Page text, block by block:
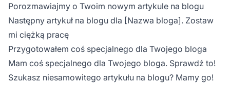
Porozmawiajmy o Twoim nowym artykule na blogu
Następny artykuł na blogu dla [Nazwa bloga]. Zostaw
mi ciężką pracę
Przygotowałem coś specjalnego dla Twojego bloga
Mam coś specjalnego dla Twojego bloga. Sprawdź to!
Szukasz niesamowitego artykułu na blogu? Mamy go!